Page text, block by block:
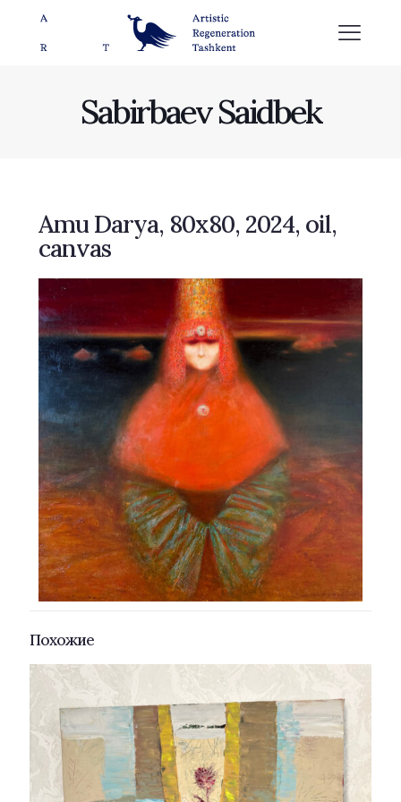
Sabirbaev Saidbek
Amu Darya, 80х80, 2024, oil,
canvas
Похожие